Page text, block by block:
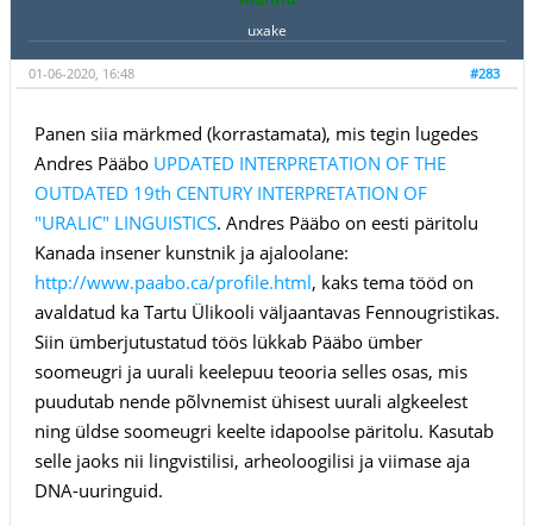
uxake
#283
01-06-2020, 16:48
Panen siia märkmed (korrastamata), mis tegin lugedes
Andres Pääbo UPDATED INTERPRETATION OF THE
OUTDATED 19th CENTURY INTERPRETATION OF
"URALIC" LINGUISTICS. Andres Pääbo on eesti päritolu
Kanada insener kunstnik ja ajaloolane:
http://www.paabo.ca/profile.html, kaks tema tööd on
avaldatud ka Tartu Ülikooli väljaantavas Fennougristikas.
Siin ümberjutustatud töös lükkab Pääbo ümber
soomeugri ja uurali keelepuu teooria selles osas, mis
puudutab nende põlvnemist ühisest uurali algkeelest
ning üldse soomeugri keelte idapoolse päritolu. Kasutab
selle jaoks nii lingvistilisi, arheoloogilisi ja viimase aja
DNA-uuringuid.